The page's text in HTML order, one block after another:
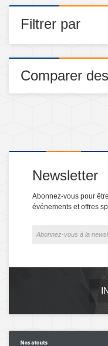
Filtrer par
Comparer
Newsletter
Abonnez-vous pour
événements et offres